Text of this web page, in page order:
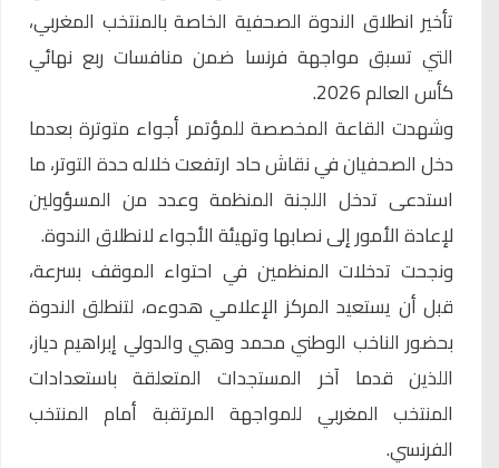
تأخير انطلاق الندوة الصحفية الخاصة بالمنتخب المغربي،
التي تسبق مواجهة فرنسا ضمن منافسات ربع نهائي
كأس العالم 2026.
وشهدت القاعة المخصصة للمؤتمر أجواء متوترة بعدما
دخل الصحفيان في نقاش حاد ارتفعت خلاله حدة التوتر، ما
استدعى تدخل اللجنة المنظمة وعدد من المسؤولين
لإعادة الأمور إلى نصابها وتهيئة الأجواء لانطلاق الندوة.
ونجحت تدخلات المنظمين في احتواء الموقف بسرعة،
قبل أن يستعيد المركز الإعلامي هدوءه، لتنطلق الندوة
بحضور الناخب الوطني محمد وهبي والدولي إبراهيم دياز،
اللذين قدما آخر المستجدات المتعلقة باستعدادات
المنتخب المغربي للمواجهة المرتقبة أمام المنتخب
الفرنسي.